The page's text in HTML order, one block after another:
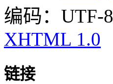
编码：UTF-8
XHTML 1.0
链接